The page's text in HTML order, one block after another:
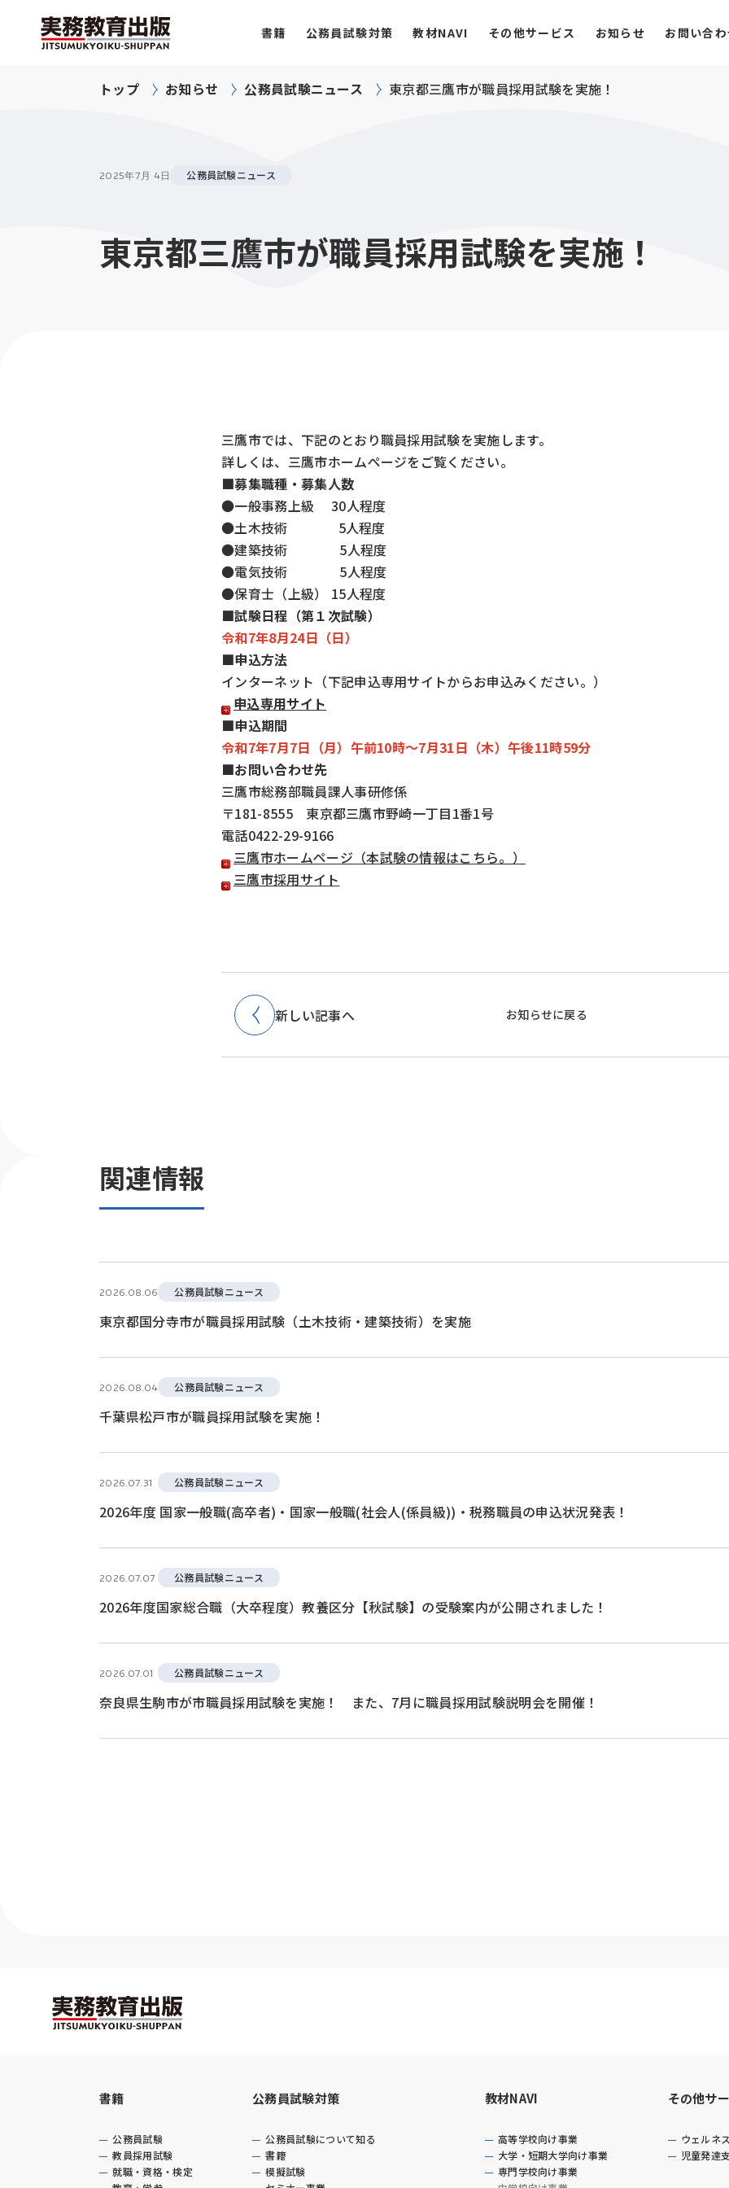
書籍 公務員試験対策 教材NAVI その他サービス お知らせ お問い合
トップ お知らせ 公務員試験ニュース 東京都三鷹市が職員採用試験を実施！
2025年7月 4日 公務員試験ニュース
東京都三鷹市が職員採用試験を実施！
三鷹市では、下記のとおり職員採用試験を実施します。
詳しくは、三鷹市ホームページをご覧ください。
■募集職種・募集人数
●一般事務上級 30人程度
●土木技術 5人程度
●建築技術 5人程度
●電気技術 5人程度
●保育士（上級） 15人程度
■試験日程（第１次試験）
令和7年8月24日（日）
■申込方法
インターネット（下記申込専用サイトからお申込みください。）
申込専用サイト
■申込期間
令和7年7月7日（月）午前10時～7月31日（木）午後11時59分
■お問い合わせ先
三鷹市総務部職員課人事研修係
〒181-8555 東京都三鷹市野崎一丁目1番1号
電話0422-29-9166
三鷹市ホームページ（本試験の情報はこちら。）
三鷹市採用サイト
お知らせに戻る
新しい記事へ
関連情報
2026.08.06 公務員試験ニュース
東京都国分寺市が職員採用試験（土木技術・建築技術）を実施
2026.08.04 公務員試験ニュース
千葉県松戸市が職員採用試験を実施！
2026.07.31 公務員試験ニュース
2026年度 国家一般職(高卒者)・国家一般職(社会人(係員級))・税務職員の申込状況発表！
2026.07.07 公務員試験ニュース
2026年度国家総合職（大卒程度）教養区分【秋試験】の受験案内が公開されました！
2026.07.01 公務員試験ニュース
奈良県生駒市が市職員採用試験を実施！ また、7月に職員採用試験説明会を開催！
書籍
公務員試験
教員採用試験
就職・資格・検定
公務員試験対策
公務員試験について知る
書籍
模擬試験
教材NAVI
高等学校向け事業
大学・短期大学向け事業
専門学校向け事業
その他サ
ウェルネ
児童発達